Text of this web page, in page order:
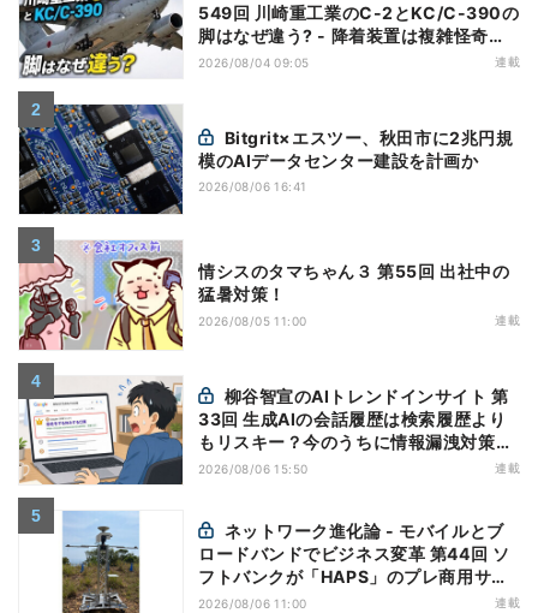
549回 川崎重工業のC-2とKC/C-390の
脚はなぜ違う? - 降着装置は複雑怪奇
(5)|軍用輸送機(10)
2026/08/04 09:05 連載
模のAIデータセンター建設を計画か
2026/08/06 16:41
情シスのタマちゃん３ 第55回 出社中の
猛暑対策！
2026/08/05 11:00 連載
33回 生成AIの会話履歴は検索履歴より
もリスキー？今のうちに情報漏洩対策を
万全にしておこう
2026/08/06 15:50 連載
ロードバンドでビジネス変革 第44回 ソ
フトバンクが「HAPS」のプレ商用サー
ビス開始を表明、本格的な商用展開のめ
2026/08/06 11:00 連載